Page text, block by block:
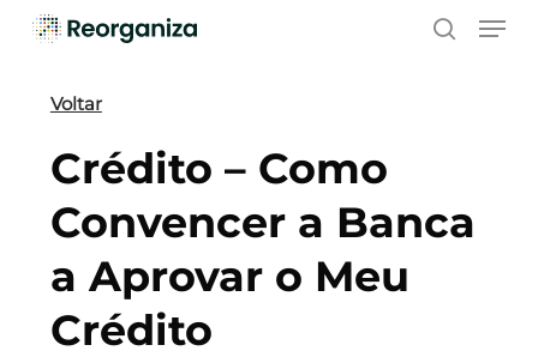
Skip
contentVoltar
Crédito – Como
Convencer a Banca
a Aprovar o Meu
Crédito